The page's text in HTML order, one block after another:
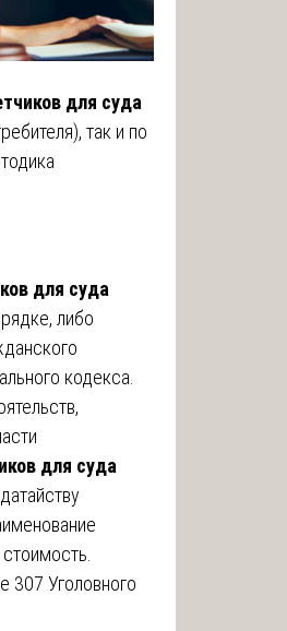
для суда
так и по
для суда
либо
кодекса.
для суда
307 Уголовного